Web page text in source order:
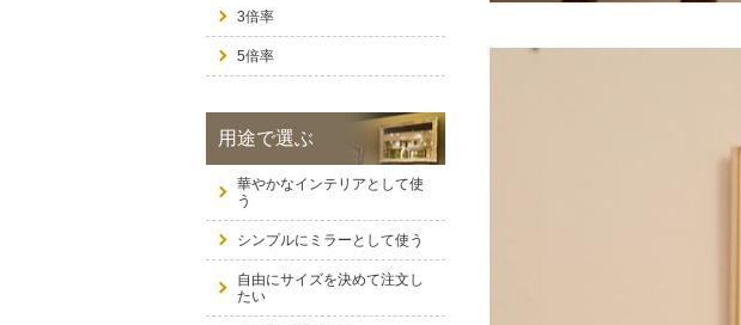
3倍率
5倍率
用途で選ぶ
華やかなインテリアとして使
う
シンプルにミラーとして使う
自由にサイズを決めて注文し
たい